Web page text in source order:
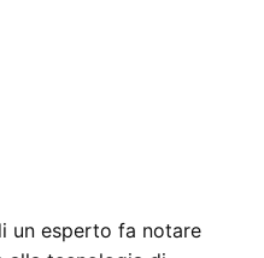
un esperto fa notare